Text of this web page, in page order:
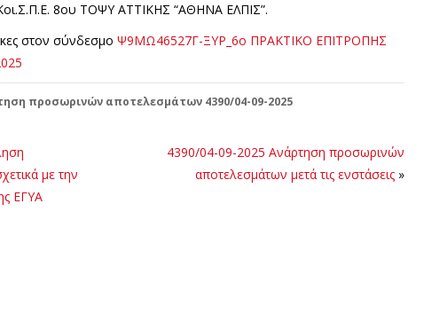
8ου ΤΟΨΥ ΑΤΤΙΚΗΣ “ΑΘΗΝΑ ΕΛΠΙΣ”.
στον σύνδεσμο Ψ9ΜΩ46527Γ-ΞΥΡ_6ο ΠΡΑΚΤΙΚΟ ΕΠΙΤΡΟΠΗΣ
προσωρινών αποτελεσμάτων 4390/04-09-2025
με την
ΕΓΥΑ
4390/04-09-2025 Ανάρτηση προσωρινών
αποτελεσμάτων μετά τις ενστάσεις »